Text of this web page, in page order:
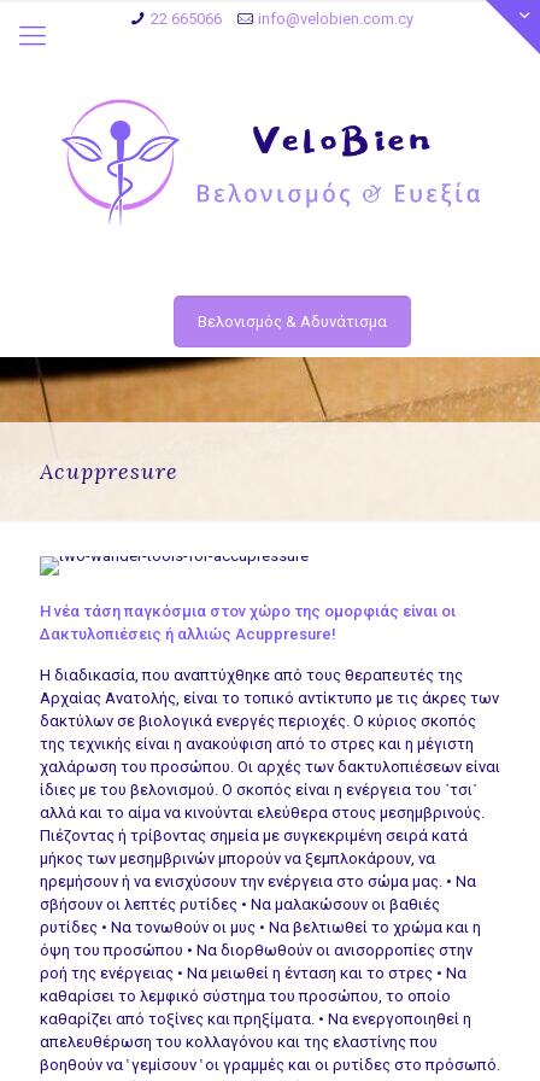
22 665066 info@velobien.com.cy
Βελονισμός & Αδυνάτισμα
Acuppresure
Η νέα τάση παγκόσμια στον χώρο της ομορφιάς είναι οι
Δακτυλοπιέσεις ή αλλιώς Acuppresure!
Η διαδικασία, που αναπτύχθηκε από τους θεραπευτές της
Αρχαίας Ανατολής, είναι το τοπικό αντίκτυπο με τις άκρες των
δακτύλων σε βιολογικά ενεργές περιοχές. Ο κύριος σκοπός
της τεχνικής είναι η ανακούφιση από το στρες και η μέγιστη
χαλάρωση του προσώπου. Οι αρχές των δακτυλοπιέσεων είναι
ίδιες με του βελονισμού. Ο σκοπός είναι η ενέργεια του ῾τσι῾
αλλά και το αίμα να κινούνται ελεύθερα στους μεσημβρινούς.
Πιέζοντας ή τρίβοντας σημεία με συγκεκριμένη σειρά κατά
μήκος των μεσημβρινών μπορούν να ξεμπλοκάρουν, να
ηρεμήσουν ή να ενισχύσουν την ενέργεια στο σώμα μας. • Να
σβήσουν οι λεπτές ρυτίδες • Να μαλακώσουν οι βαθιές
ρυτίδες • Να τονωθούν οι μυς • Να βελτιωθεί το χρώμα και η
όψη του προσώπου • Να διορθωθούν οι ανισορροπίες στην
ροή της ενέργειας • Να μειωθεί η ένταση και το στρες • Να
καθαρίσει το λεμφικό σύστημα του προσώπου, το οποίο
καθαρίζει από τοξίνες και πρηξίματα. • Να ενεργοποιηθεί η
απελευθέρωση του κολλαγόνου και της ελαστίνης που
βοηθούν να ̔ γεμίσουν ̔ οι γραμμές και οι ρυτίδες στο πρόσωπό.